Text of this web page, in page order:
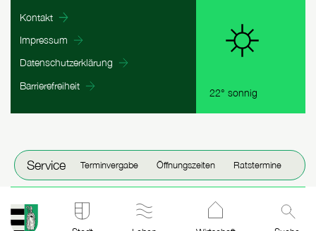
Stadt Kitzscher: zur Startseite
Service
Fenster schließen
Terminvergabe Öffnungszeiten Ratstermine
Kontakt
Impressum
Datenschutzerklärung
Barrierefreiheit
22° sonnig